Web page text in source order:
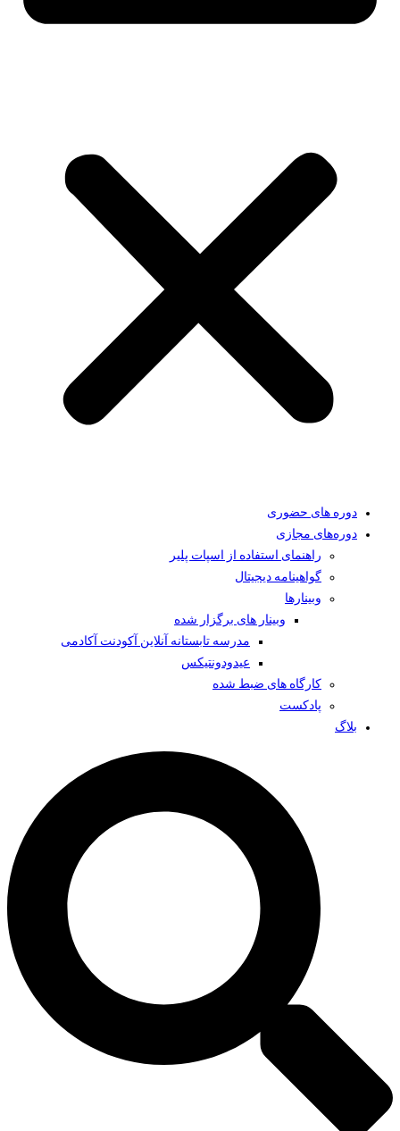
دوره های حضوری
دوره‌های مجازی
راهنمای استفاده از اسپات پلیر
گواهینامه دیجیتال
وبینار‌ها
وبینار های برگزار شده
مدرسه تابستانه آنلاین آکودنت آکادمی
عیدودونتیکس
کارگاه های ضبط شده
پادکست
بلاگ